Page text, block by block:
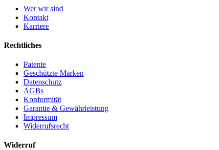
Wer wir sind
Kontakt
Karriere
Rechtliches
Patente
Geschützte Marken
Datenschutz
AGBs
Konformität
Garantie & Gewährleistung
Impressum
Widerrufsrecht
Widerruf